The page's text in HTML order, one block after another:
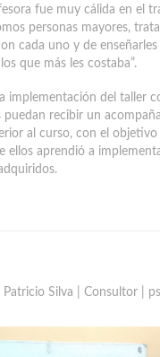
fue muy cálida en el
personas mayores,
cada uno y de
que más les costaba”.
implementación del taller
puedan recibir un
al curso, con el
ellos aprendió a
Patricio Silva | Consultor |